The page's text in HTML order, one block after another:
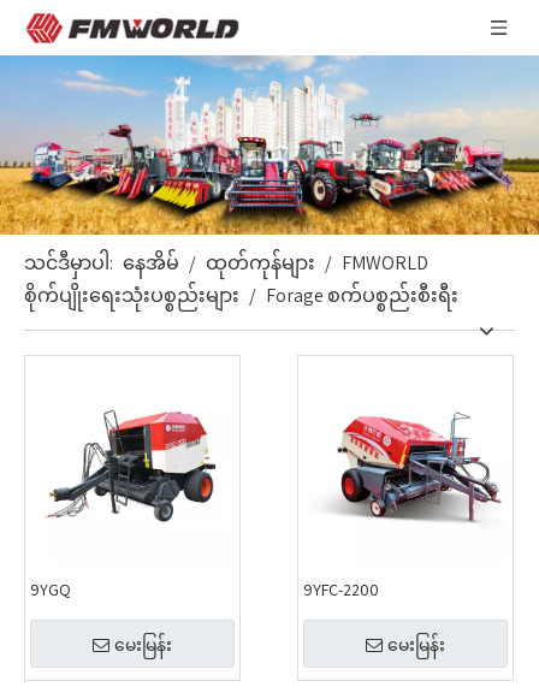
သင်ဒီမှာပါ: နေအိမ် / ထုတ်ကုန်များ / FMWORLD
စိုက်ပျိုးရေးသုံးပစ္စည်းများ / Forage စက်ပစ္စည်းစီးရီး
9YGQ
မေးမြန်း
9YFC-2200
မေးမြန်း